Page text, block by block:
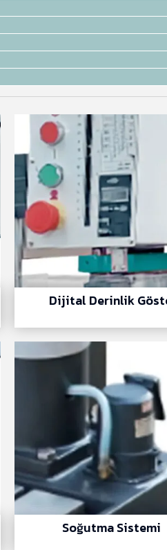
Dijital Derinlik
‎ ‎ ‎ ‎ ‎ ‎ ‎ ‎ ‎ ‎ ‎
Soğutma Sistemi